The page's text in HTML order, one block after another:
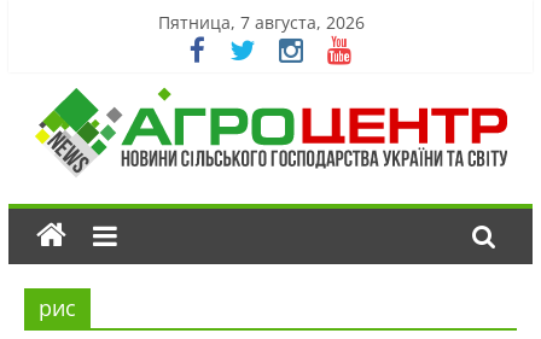
Пятница, 7 августа, 2026
рис